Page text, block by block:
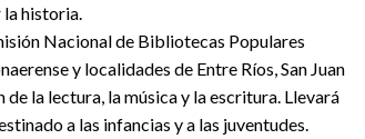
historia.
Nacional de Bibliotecas Populares
y localidades de Entre Ríos, San Juan
la lectura, la música y la escritura. Llevará
a las infancias y a las juventudes.